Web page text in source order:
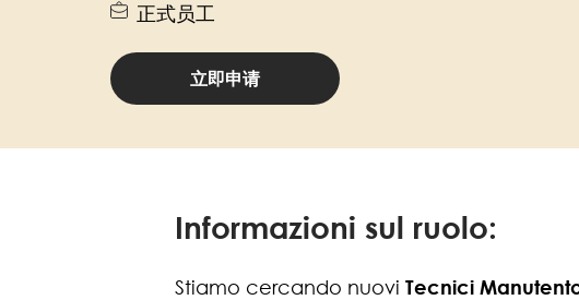
正式员工
立即申请
Informazioni sul ruolo:
Stiamo cercando nuovi Tecnici